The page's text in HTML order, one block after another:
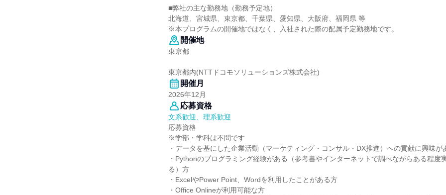
■弊社の主な勤務地（勤務予定地）
北海道、宮城県、東京都、千葉県、愛知県、大阪府、福岡県 等
※本プログラムの開催地ではなく、入社された際の配属予定勤務地です。
開催地
東京都
東京都内(NTTドコモソリューションズ株式会社)
開催月
2026年12月
応募資格
文系歓迎、理系歓迎
応募資格
※学部・学科は不問です
・データを基にした企業活動（マーケティング・コンサル・DX推進）への貢献に興味が
・Pythonのプログラミング経験がある（参考書やインターネットで調べながらある程度
る）方
・ExcelやPower Point、Wordを利用したことがある方
・Office Onlineが利用可能な方